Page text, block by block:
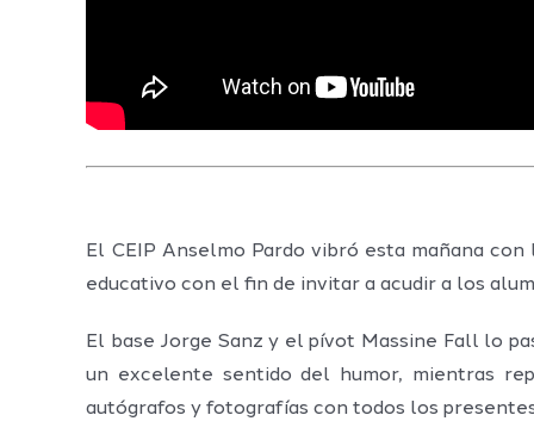
El CEIP Anselmo Pardo vibró esta mañana
educativo con el fin de invitar a acudir a los
El base Jorge Sanz y el pívot Massine Fall lo
un excelente sentido del humor, mientras
autógrafos y fotografías con todos los